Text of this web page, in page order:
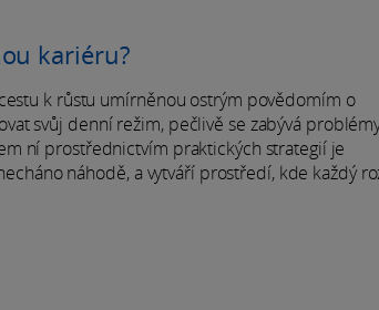
kariéru?
k růstu umírněnou ostrým povědomím o
svůj denní režim, pečlivě se zabývá
ní prostřednictvím praktických strategií je
náhodě, a vytváří prostředí, kde každý